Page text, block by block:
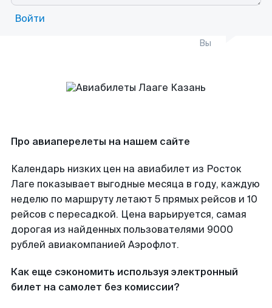
Войти
Вы
Про авиаперелеты на нашем сайте
Календарь низких цен на авиабилет из Росток
Лаге показывает выгодные месяца в году, каждую
неделю по маршруту летают 5 прямых рейсов и 10
рейсов с пересадкой. Цена варьируется, самая
дорогая из найденных пользователями 9000
рублей авиакомпанией Аэрофлот.
Как еще сэкономить используя электронный
билет на самолет без комиссии?